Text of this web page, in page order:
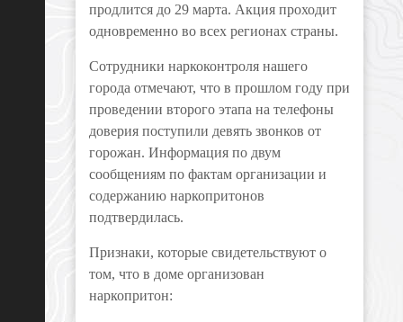
продлится до 29 марта. Акция проходит
одновременно во всех регионах страны.
Сотрудники наркоконтроля нашего
города отмечают, что в прошлом году при
проведении второго этапа на телефоны
доверия поступили девять звонков от
горожан. Информация по двум
сообщениям по фактам организации и
содержанию наркопритонов
подтвердилась.
Признаки, которые свидетельствуют о
том, что в доме организован
наркопритон: